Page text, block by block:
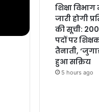
शिक्षा
जारी होगी
की सूची:
पदों पर
तैनाती,
हुआ सक्रिय
5 hours ago